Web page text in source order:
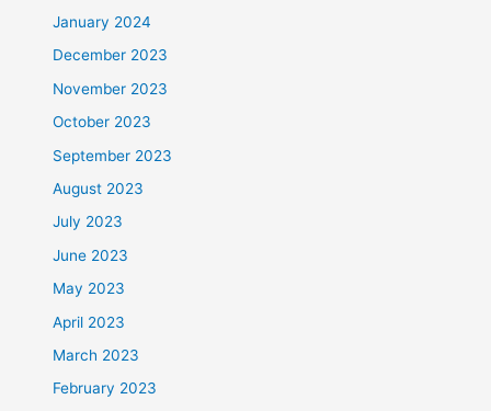
January 2024
December 2023
November 2023
October 2023
September 2023
August 2023
July 2023
June 2023
May 2023
April 2023
March 2023
February 2023